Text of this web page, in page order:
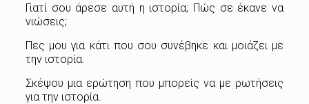
Γιατί σου άρεσε αυτή η ιστορία; Πώς σε έκανε να
νιώσεις;
Πες μου για κάτι που σου συνέβηκε και μοιάζει με
την ιστορία.
Σκέψου μια ερώτηση που μπορείς να με ρωτήσεις
για την ιστορία.